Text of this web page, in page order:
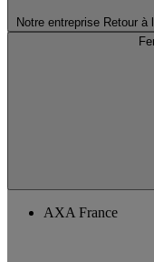
Notre entreprise Retour à
AXA France